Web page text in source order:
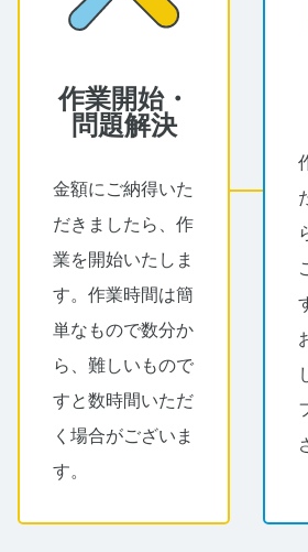
作業開始・
問題解決
金額にご納得いた
だきましたら、作
業を開始いたしま
す。作業時間は簡
単なもので数分か
ら、難しいもので
すと数時間いただ
く場合がございま
す。